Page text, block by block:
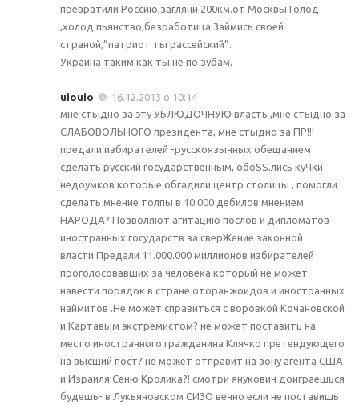
превратили Россию,загляни 200км.от Москвы.Голод
,холод.пьянство,безработица.Займись своей
страной,”патриот ты рассейский”.
Украина таким как ты не по зубам.
uiouio
16.12.2013 о 10:14
мне стыдно за эту УБЛЮДОЧНУЮ власть ,мне стыдно за
СЛАБОВОЛЬНОГО президента, мне стыдно за ПР!!!
предали избирателей -русскоязычных обещанием
сделать русский государственным, обоSS.лись куЧки
недоумков которые обгадили центр столицы , помогли
сделать мнение толпы в 10.000 дебилов мнением
НАРОДА? Позволяют агитацию послов и дипломатов
иностранных государств за сверЖение законной
власти.Предали 11.000.000 миллионов избирателей
проголосовавших за человека который не может
навести порядок в стране оторанжоидов и иностранных
наймитов .Не может справиться с воровкой Кочановской
и Картавым экстремистом? не может поставить на
место иностранного гражданина Клячко претендующего
на высший пост? не может отправит на зону агента США
и Израиля Сеню Кролика?! смотри янукович доиграешься
будешь- в Лукьяновском СИЗО вечно если не поставишь